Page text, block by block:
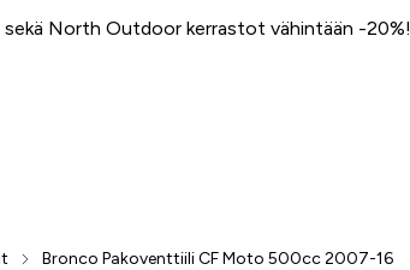
North Outdoor kerrastot vähintään -20%!
Bronco Pakoventtiili CF Moto 500cc 2007-16